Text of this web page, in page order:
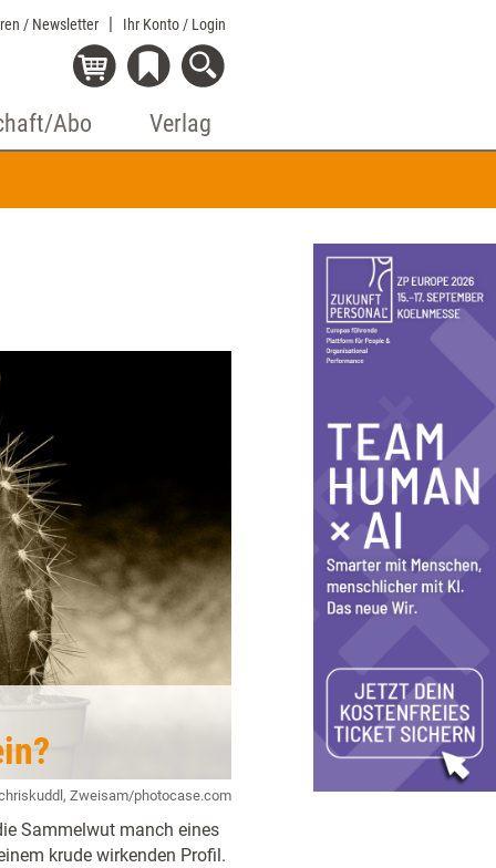
/ Newsletter Ihr Konto / Login
Abo Verlag
Zweisam/photocase.com
Sammelwut manch eines
krude wirkenden Profil.